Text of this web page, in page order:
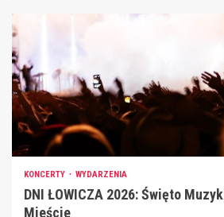
KONCERTY WYDARZENIA
DNI ŁOWICZA 2026: Święto
Mieście